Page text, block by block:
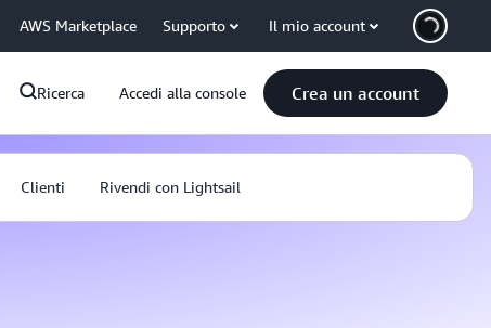
AWS Marketplace Supporto Il mio account
Ricerca Accedi alla console Crea un account
Clienti Rivendi con Lightsail